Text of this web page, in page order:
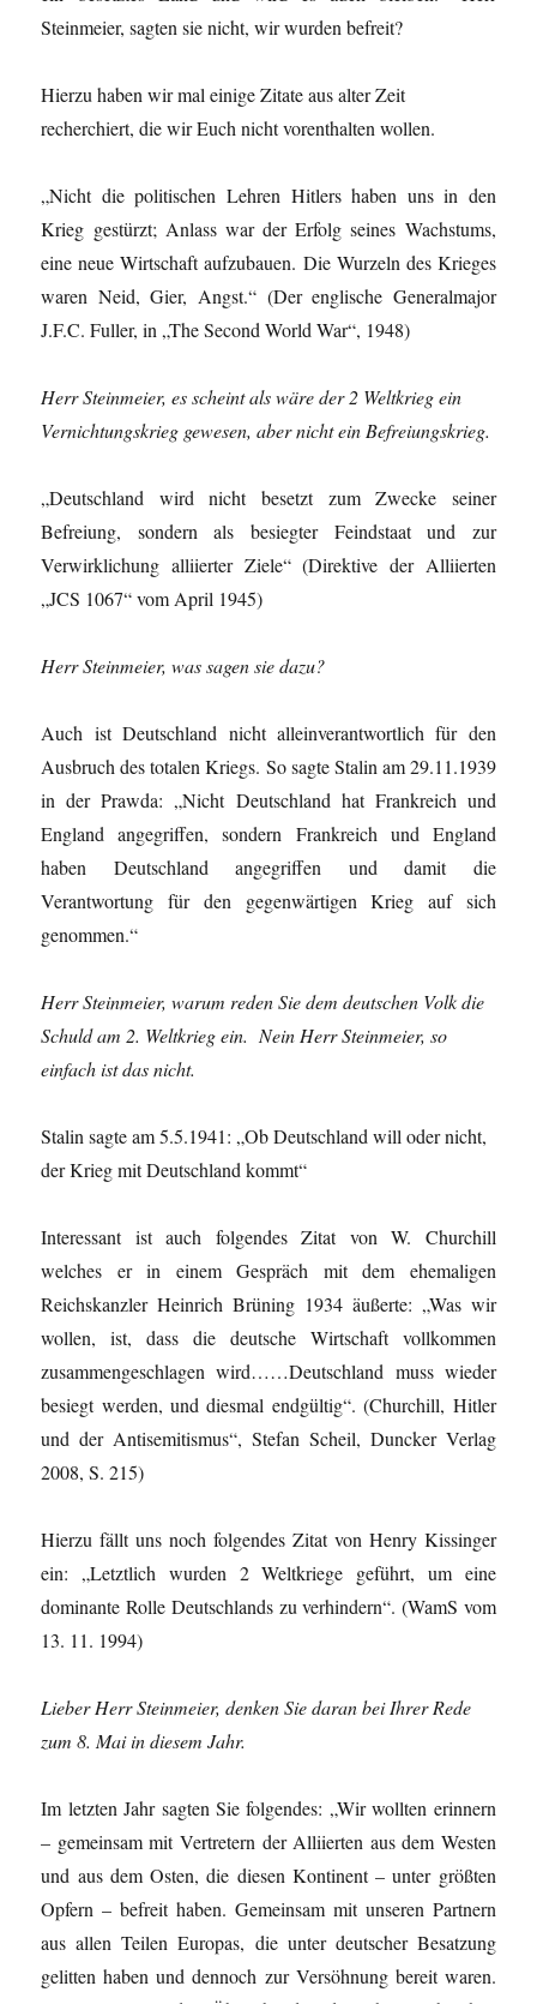
Steinmeier, sagten sie nicht, wir wurden befreit?
Hierzu haben wir mal einige Zitate aus alter Zeit
recherchiert, die wir Euch nicht vorenthalten wollen.
„Nicht die politischen Lehren Hitlers haben uns in den
Krieg gestürzt; Anlass war der Erfolg seines Wachstums,
eine neue Wirtschaft aufzubauen. Die Wurzeln des Krieges
waren Neid, Gier, Angst.“ (Der englische Generalmajor
J.F.C. Fuller, in „The Second World War“, 1948)
Herr Steinmeier, es scheint als wäre der 2 Weltkrieg ein
Vernichtungskrieg gewesen, aber nicht ein Befreiungskrieg.
„Deutschland wird nicht besetzt zum Zwecke seiner
Befreiung, sondern als besiegter Feindstaat und zur
Verwirklichung alliierter Ziele“ (Direktive der Alliierten
„JCS 1067“ vom April 1945)
Herr Steinmeier, was sagen sie dazu?
Auch ist Deutschland nicht alleinverantwortlich für den
Ausbruch des totalen Kriegs. So sagte Stalin am 29.11.1939
in der Prawda: „Nicht Deutschland hat Frankreich und
England angegriffen, sondern Frankreich und England
haben Deutschland angegriffen und damit die
Verantwortung für den gegenwärtigen Krieg auf sich
genommen.“
Herr Steinmeier, warum reden Sie dem deutschen Volk die
Schuld am 2. Weltkrieg ein. Nein Herr Steinmeier, so
einfach ist das nicht.
Stalin sagte am 5.5.1941: „Ob Deutschland will oder nicht,
der Krieg mit Deutschland kommt“
Interessant ist auch folgendes Zitat von W. Churchill
welches er in einem Gespräch mit dem ehemaligen
Reichskanzler Heinrich Brüning 1934 äußerte: „Was wir
wollen, ist, dass die deutsche Wirtschaft vollkommen
zusammengeschlagen wird……Deutschland muss wieder
besiegt werden, und diesmal endgültig“. (Churchill, Hitler
und der Antisemitismus“, Stefan Scheil, Duncker Verlag
2008, S. 215)
Hierzu fällt uns noch folgendes Zitat von Henry Kissinger
ein: „Letztlich wurden 2 Weltkriege geführt, um eine
dominante Rolle Deutschlands zu verhindern“. (WamS vom
13. 11. 1994)
Lieber Herr Steinmeier, denken Sie daran bei Ihrer Rede
zum 8. Mai in diesem Jahr.
Im letzten Jahr sagten Sie folgendes: „Wir wollten erinnern
– gemeinsam mit Vertretern der Alliierten aus dem Westen
und aus dem Osten, die diesen Kontinent – unter größten
Opfern – befreit haben. Gemeinsam mit unseren Partnern
aus allen Teilen Europas, die unter deutscher Besatzung
gelitten haben und dennoch zur Versöhnung bereit waren.